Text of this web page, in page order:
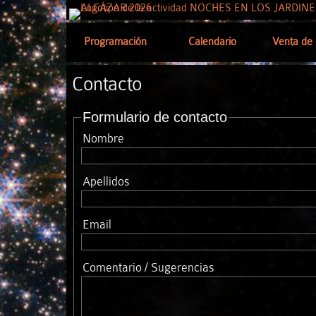
Programación Calendario Venta de
Contacto
Formulario de contacto
Nombre
Apellidos
Email
Comentario / Sugerencias